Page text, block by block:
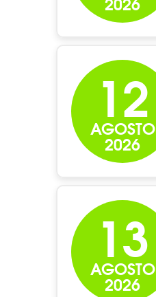
12
AGOSTO
2026
13
AGOSTO
2026